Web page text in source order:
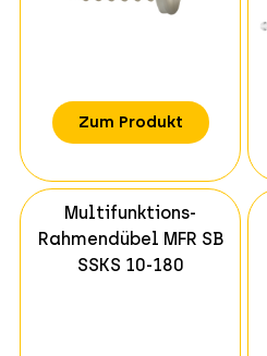
Zum Produkt
Multifunktions-
Rahmendübel MFR SB
SSKS 10-180